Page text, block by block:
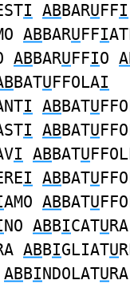
I ABBARUFFI
ABBARUFFI
ABBARUFFIO
BATUFFOLAI
I ABBATU
I ABBATU
I ABBATU
I ABBATU
AMO ABBATU
NO ABBICATURA
ABBIGLIATU
ABBINDOLATURA